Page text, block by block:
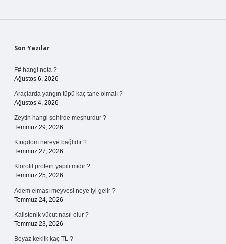
Sidebar
Son Yazılar
F# hangi nota ?
Ağustos 6, 2026
Araçlarda yangın tüpü kaç tane olmalı ?
Ağustos 4, 2026
Zeytin hangi şehirde meşhurdur ?
Temmuz 29, 2026
Kıngdom nereye bağlıdır ?
Temmuz 27, 2026
Klorofil protein yapılı mıdır ?
Temmuz 25, 2026
Adem elması meyvesi neye iyi gelir ?
Temmuz 24, 2026
Kalistenik vücut nasıl olur ?
Temmuz 23, 2026
Beyaz keklik kaç TL ?